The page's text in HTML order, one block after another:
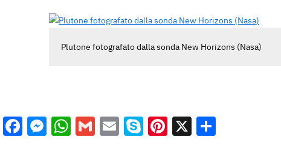
Plutone fotografato dalla sonda New Horizons (Nasa)
Facebook
Messenger
WhatsApp
GmailEmailSkypePinterest
X